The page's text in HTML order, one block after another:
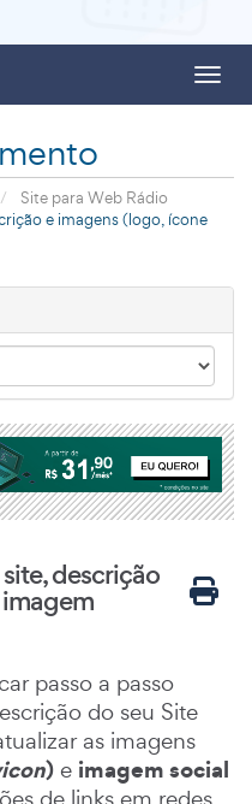
Site para Web Rádio
e imagens (logo, ícone
descrição
passo a passo
do seu Site
as imagens
) e imagem social
de links em redes